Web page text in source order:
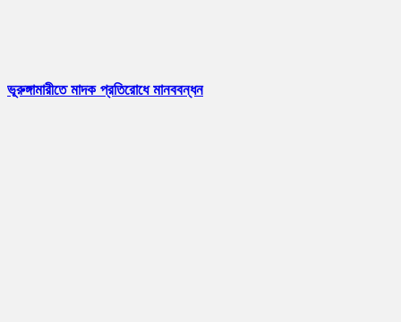
ভূরুঙ্গামারীতে মাদক প্রতিরোধে মানববন্ধন